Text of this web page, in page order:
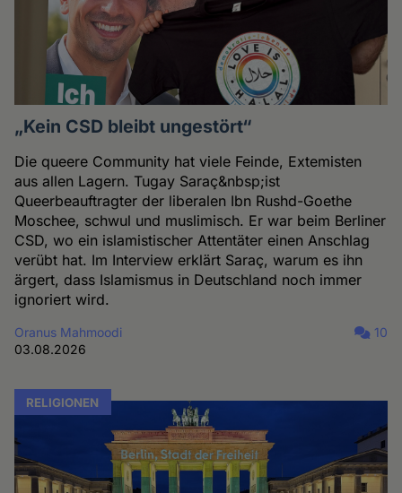
„Kein CSD bleibt ungestört“
Die queere Community hat viele Feinde, Extemisten
aus allen Lagern. Tugay Saraç&nbsp;ist
Queerbeauftragter der liberalen Ibn Rushd-Goethe
Moschee, schwul und muslimisch. Er war beim Berliner
CSD, wo ein islamistischer Attentäter einen Anschlag
verübt hat. Im Interview erklärt Saraç, warum es ihn
ärgert, dass Islamismus in Deutschland noch immer
ignoriert wird.
Oranus Mahmoodi
03.08.2026
10
RELIGIONEN